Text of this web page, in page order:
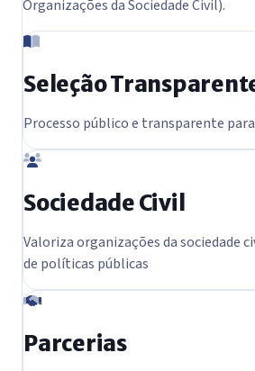
Organizações da Sociedade Civil).
Seleção
Processo público e transparente
Sociedade Civil
Valoriza organizações da sociedade
de políticas públicas
Parcerias